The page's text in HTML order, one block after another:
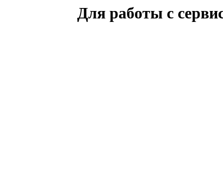
Для работы с